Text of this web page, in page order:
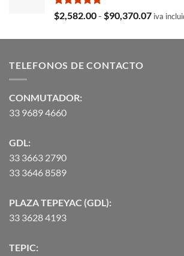
$35,369.97.
Valorado
con
$2,582.00- $90,370.07Rango
precios:
iva
TELEFONOS DE CONTACTO
CONMUTADOR:
33 9689 4660
GDL:
33 3663 2790
33 3646 8589
PLAZA TEPEYAC (GDL):
33 3628 4193
TEPIC: